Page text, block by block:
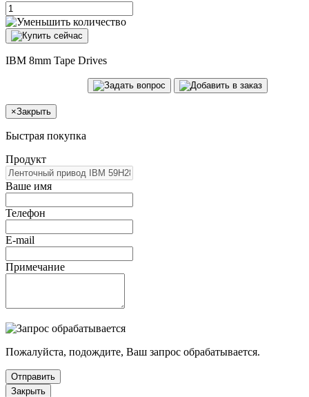
IBM 8mm Tape Drives
×Закрыть
Быстрая покупка
Продукт
Ваше имя
Телефон
E-mail
Примечание
Пожалуйста, подождите, Ваш запрос обрабатывается.
Отправить
Закрыть